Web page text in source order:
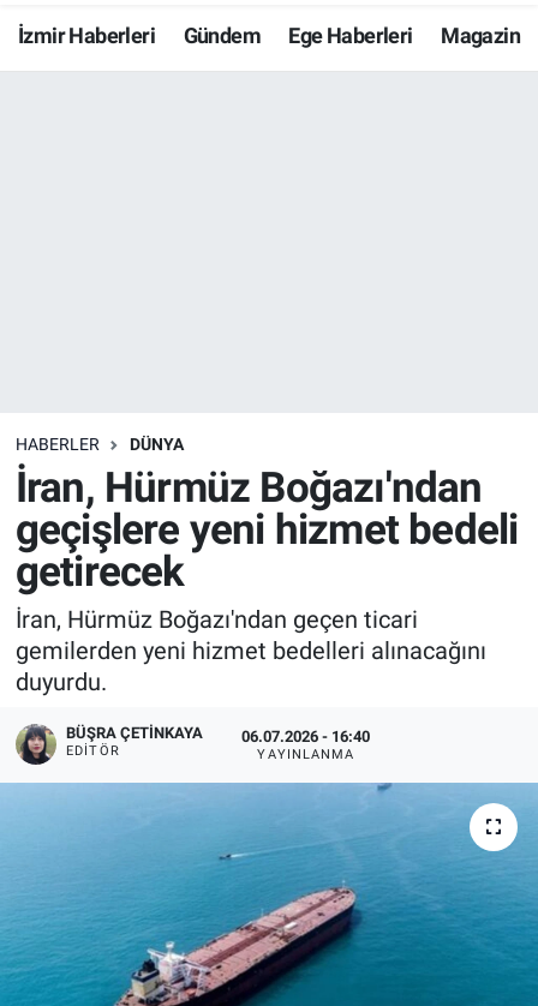
İzmir Haberleri Gündem Ege Haberleri Magazin
HABERLER DÜNYA
İran, Hürmüz Boğazı'ndan
geçişlere yeni hizmet bedeli
getirecek
İran, Hürmüz Boğazı'ndan geçen ticari
gemilerden yeni hizmet bedelleri alınacağını
duyurdu.
BÜŞRA ÇETINKAYA
EDITÖR
06.07.2026 - 16:40
YAYINLANMA
Resmi İlanlar